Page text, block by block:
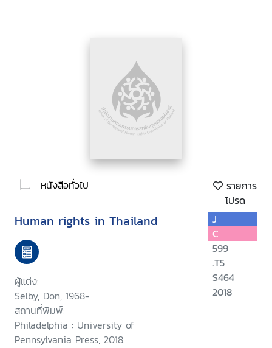
หนังสือทั่วไป
รายการ
โปรด
Human rights in Thailand
ผู้แต่ง:
Selby, Don, 1968-
สถานที่พิมพ์:
Philadelphia : University of
Pennsylvania Press, 2018.
J
C
599
.T5
S464
2018